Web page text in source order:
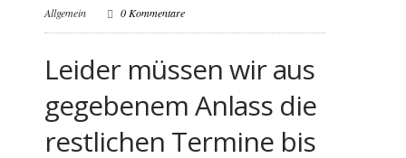
Allgemein
0 Kommentare
Leider müssen wir aus
gegebenem Anlass die
restlichen Termine bis